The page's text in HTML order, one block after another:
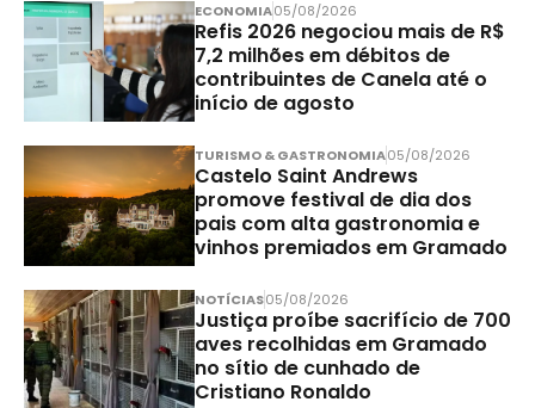
ECONOMIA05/08/2026
Refis 2026 negociou mais de R$
7,2 milhões em débitos de
contribuintes de Canela até o
início de agosto
TURISMO & GASTRONOMIA05/08/2026
Castelo Saint Andrews
promove festival de dia dos
pais com alta gastronomia e
vinhos premiados em Gramado
NOTÍCIAS05/08/2026
Justiça proíbe sacrifício de 700
aves recolhidas em Gramado
no sítio de cunhado de
Cristiano Ronaldo